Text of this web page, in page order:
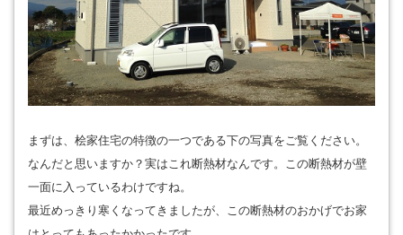
まずは、桧家住宅の特徴の一つである下の写真をご覧ください。
なんだと思いますか？実はこれ断熱材なんです。この断熱材が壁
一面に入っているわけですね。
最近めっきり寒くなってきましたが、この断熱材のおかげでお家